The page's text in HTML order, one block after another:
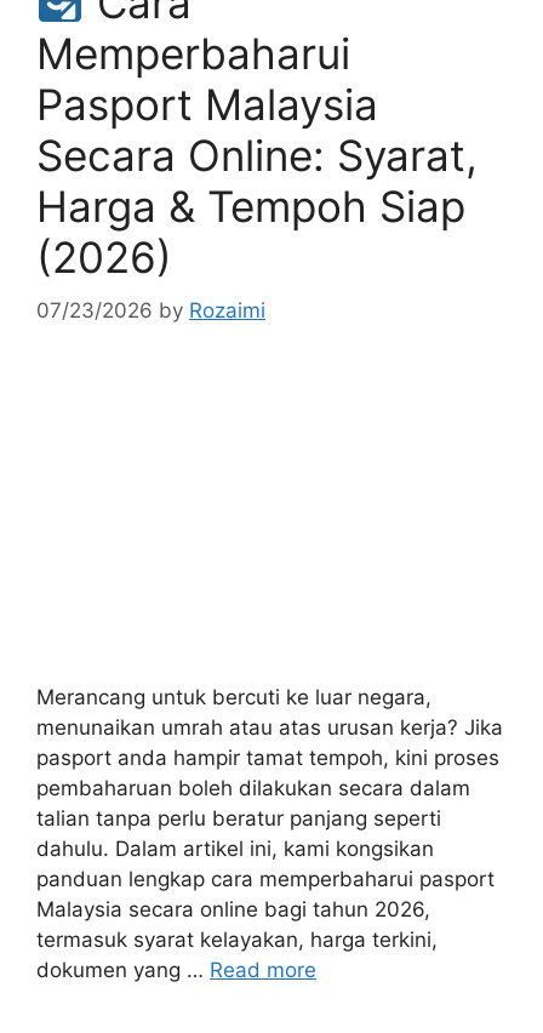
Memperbaharui
Pasport Malaysia
Secara Online: Syarat,
Harga & Tempoh Siap
(2026)
07/23/2026 by Rozaimi
Merancang untuk bercuti ke luar negara,
menunaikan umrah atau atas urusan kerja? Jika
pasport anda hampir tamat tempoh, kini proses
pembaharuan boleh dilakukan secara dalam
talian tanpa perlu beratur panjang seperti
dahulu. Dalam artikel ini, kami kongsikan
panduan lengkap cara memperbaharui pasport
Malaysia secara online bagi tahun 2026,
termasuk syarat kelayakan, harga terkini,
dokumen yang … Read more